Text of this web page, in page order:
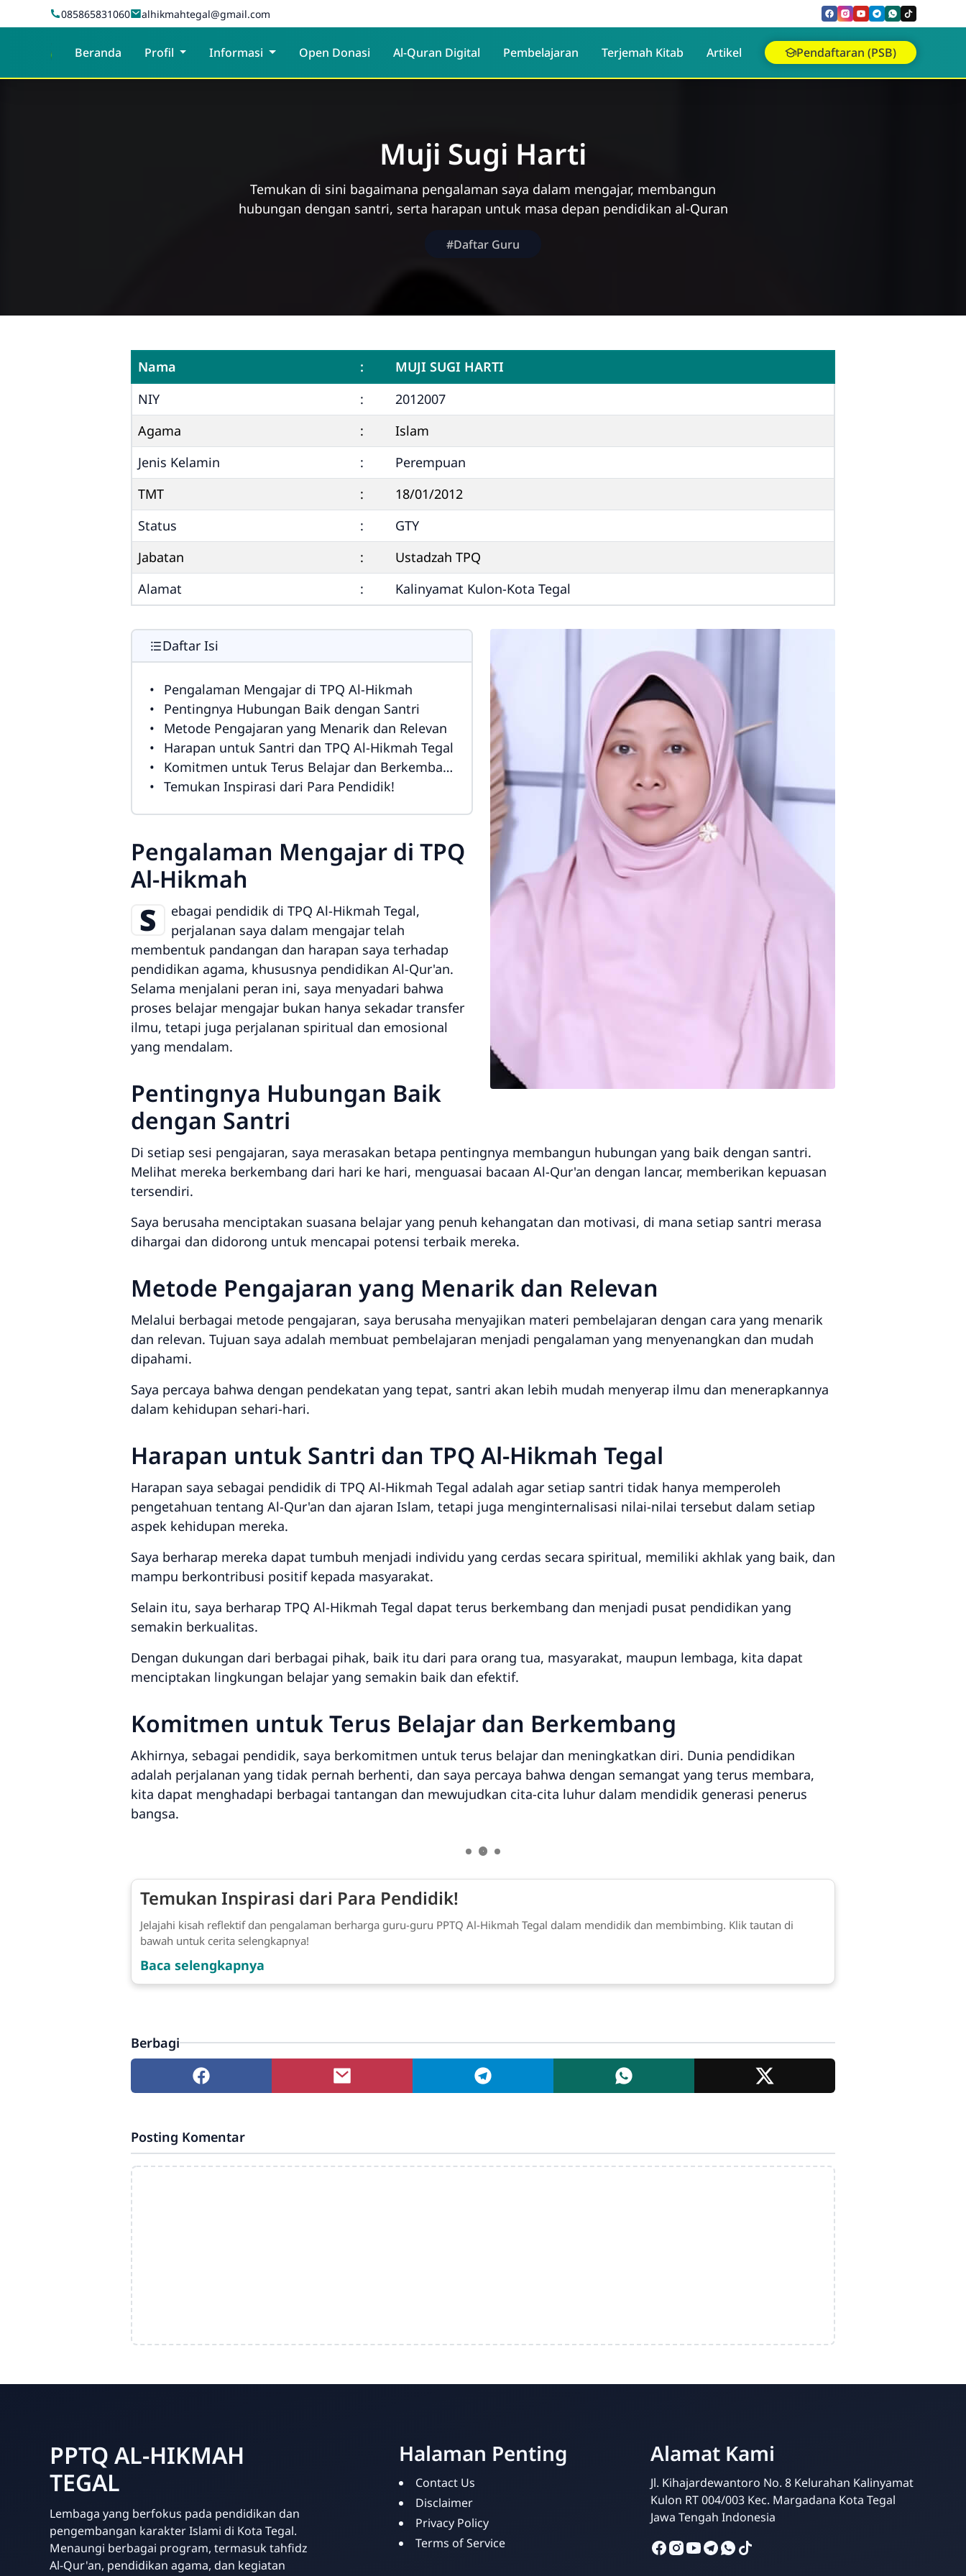
Skip to Content085865831060 alhikmahtegal@gmail.com
PPTQ AL-HIKMAH TEGAL
Beranda Profil Informasi Open Donasi Al-Quran Digital Pembelajaran Terjemah Kitab Artikel Pendaftaran (PSB)
Admin
Online
Muji Sugi Harti
Temukan di sini bagaimana pengalaman saya dalam mengajar, membangun
hubungan dengan santri, serta harapan untuk masa depan pendidikan al-Quran
#Daftar Guru
Nama :
MUJI SUGI HARTI
NIY
:
2012007
Agama
:
Islam
Jenis Kelamin
:
Perempuan
TMT
:
18/01/2012
Status
:
GTY
Jabatan
:
Ustadzah TPQ
Alamat
: Kalinyamat Kulon-Kota Tegal
Daftar Isi
Pengalaman Mengajar di TPQ Al-Hikmah
Pentingnya Hubungan Baik dengan Santri
Metode Pengajaran yang Menarik dan Relevan
Harapan untuk Santri dan TPQ Al-Hikmah Tegal
Komitmen untuk Terus Belajar dan Berkembang
Temukan Inspirasi dari Para Pendidik!
Pengalaman Mengajar di TPQ
Al-Hikmah
S
ebagai pendidik di TPQ Al-Hikmah Tegal,
perjalanan saya dalam mengajar telah
membentuk pandangan dan harapan saya terhadap
pendidikan agama, khususnya pendidikan Al-Qur'an.
Selama menjalani peran ini, saya menyadari bahwa
proses belajar mengajar bukan hanya sekadar transfer
ilmu, tetapi juga perjalanan spiritual dan emosional
yang mendalam.
Pentingnya Hubungan Baik
dengan Santri
Di setiap sesi pengajaran, saya merasakan betapa pentingnya membangun hubungan yang baik dengan santri.
Melihat mereka berkembang dari hari ke hari, menguasai bacaan Al-Qur'an dengan lancar, memberikan kepuasan
tersendiri.
Saya berusaha menciptakan suasana belajar yang penuh kehangatan dan motivasi, di mana setiap santri merasa
dihargai dan didorong untuk mencapai potensi terbaik mereka.
Metode Pengajaran yang Menarik dan Relevan
Melalui berbagai metode pengajaran, saya berusaha menyajikan materi pembelajaran dengan cara yang menarik
dan relevan. Tujuan saya adalah membuat pembelajaran menjadi pengalaman yang menyenangkan dan mudah
dipahami.
Saya percaya bahwa dengan pendekatan yang tepat, santri akan lebih mudah menyerap ilmu dan menerapkannya
dalam kehidupan sehari-hari.
Harapan untuk Santri dan TPQ Al-Hikmah Tegal
Harapan saya sebagai pendidik di TPQ Al-Hikmah Tegal adalah agar setiap santri tidak hanya memperoleh
pengetahuan tentang Al-Qur'an dan ajaran Islam, tetapi juga menginternalisasi nilai-nilai tersebut dalam setiap
aspek kehidupan mereka.
Saya berharap mereka dapat tumbuh menjadi individu yang cerdas secara spiritual, memiliki akhlak yang baik, dan
mampu berkontribusi positif kepada masyarakat.
Selain itu, saya berharap TPQ Al-Hikmah Tegal dapat terus berkembang dan menjadi pusat pendidikan yang
semakin berkualitas.
Dengan dukungan dari berbagai pihak, baik itu dari para orang tua, masyarakat, maupun lembaga, kita dapat
menciptakan lingkungan belajar yang semakin baik dan efektif.
Komitmen untuk Terus Belajar dan Berkembang
Akhirnya, sebagai pendidik, saya berkomitmen untuk terus belajar dan meningkatkan diri. Dunia pendidikan
adalah perjalanan yang tidak pernah berhenti, dan saya percaya bahwa dengan semangat yang terus membara,
kita dapat menghadapi berbagai tantangan dan mewujudkan cita-cita luhur dalam mendidik generasi penerus
bangsa.
Temukan Inspirasi dari Para Pendidik!
Jelajahi kisah reflektif dan pengalaman berharga guru-guru PPTQ Al-Hikmah Tegal dalam mendidik dan membimbing. Klik tautan di
bawah untuk cerita selengkapnya!
Baca selengkapnya
Berbagi
Posting Komentar
PPTQ AL-HIKMAH
TEGAL
Lembaga yang berfokus pada pendidikan dan
pengembangan karakter Islami di Kota Tegal.
Menaungi berbagai program, termasuk tahfidz
Al-Qur'an, pendidikan agama, dan kegiatan
Halaman Penting
Contact Us
Disclaimer
Privacy Policy
Terms of Service
Alamat Kami
Jl. Kihajardewantoro No. 8 Kelurahan Kalinyamat
Kulon RT 004/003 Kec. Margadana Kota Tegal
Jawa Tengah Indonesia